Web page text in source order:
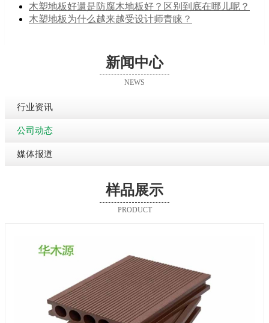
木塑地板好還是防腐木地板好？区别到底在哪儿呢？
木塑地板为什么越来越受设计师青睐？
新闻中心
NEWS
行业资讯
公司动态
媒体报道
样品展示
PRODUCT